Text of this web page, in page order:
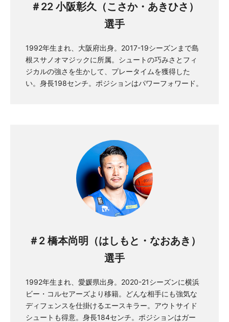
＃22 小阪彰久（こさか・あきひさ）
選手
1992年生まれ、大阪府出身。2017-19シーズンまで島
根スサノオマジックに所属。シュートの巧みさとフィ
ジカルの強さを生かして、プレータイムを獲得した
い。身長198センチ。ポジションはパワーフォワード。
＃2 橋本尚明（はしもと・なおあき）
選手
1992年生まれ、愛媛県出身。2020-21シーズンに横浜
ビー・コルセアーズより移籍。どんな相手にも強気な
ディフェンスを仕掛けるエースキラー。アウトサイド
シュートも得意。身長184センチ。ポジションはガー